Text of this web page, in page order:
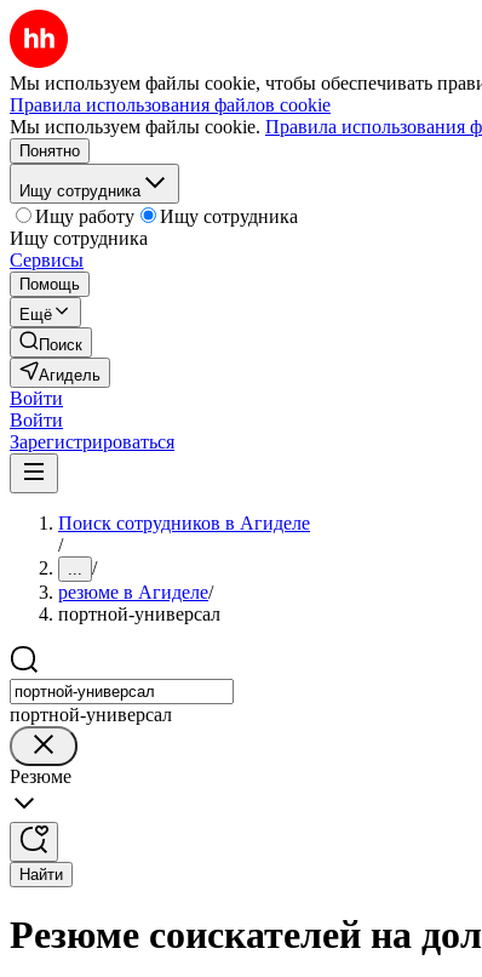
Мы используем файлы cookie, чтобы обеспечивать
Правила использования файлов cookie
Мы используем файлы cookie. Правила использования
Понятно
Ищу сотрудника
Ищу работу
Ищу сотрудника
Ищу сотрудника
Сервисы
Помощь
Ещё
Поиск
Агидель
Войти
Войти
Зарегистрироваться
Поиск сотрудников в Агиделе
/
... /
резюме в Агиделе/
портной-универсал
портной-универсал
Резюме
Найти
Резюме соискателей на